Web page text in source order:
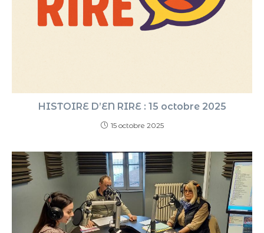
HISTOIRE D’EN RIRE : 15 octobre 2025
15 octobre 2025